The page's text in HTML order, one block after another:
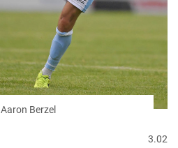
Aaron Berzel
3.02